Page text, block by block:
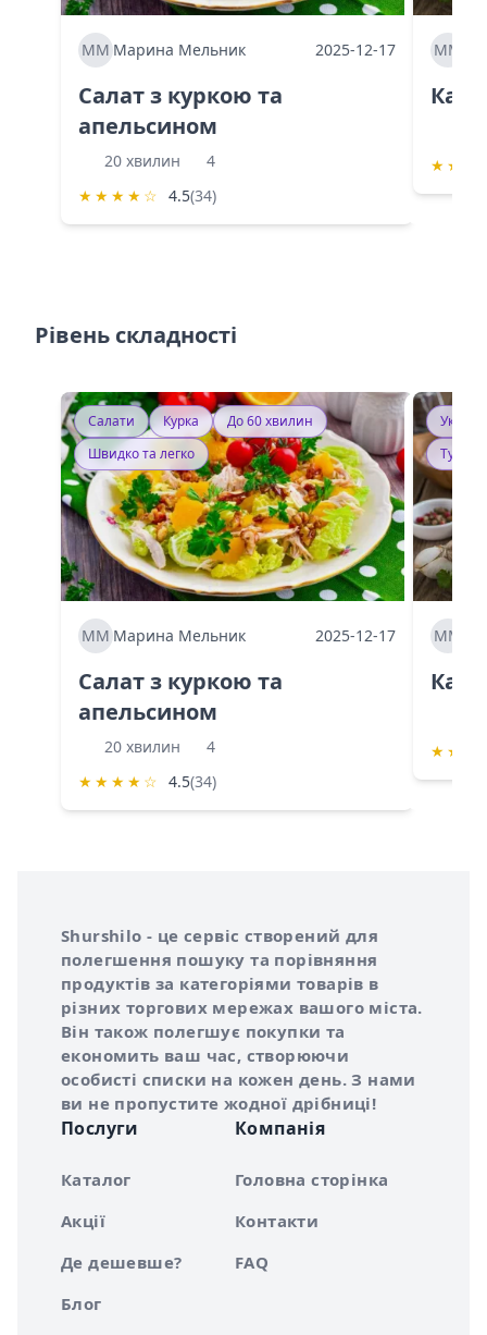
ММ Марина Мельник 2025-12-17
Салат з куркою та
апельсином
20 хвилин
4
★ ★ ★ ★ ☆ 4.5(34)
ММ
★ ★
Рівень складності
Салати Курка
До 60 хвилин
Швидко та легко
ММ Марина Мельник 2025-12-17
Салат з куркою та
апельсином
20 хвилин
4
★ ★ ★ ★ ☆ 4.5(34)
ММ
★ ★
Про сервіс Shurshilo
Shurshilo - це сервіс створений для
полегшення пошуку та порівняння
продуктів за категоріями товарів в
різних торгових мережах вашого міста.
Він також полегшує покупки та
економить ваш час, створюючи
особисті списки на кожен день. З нами
ви не пропустите жодної дрібниці!
Послуги
Каталог
Акції
Де дешевше?
Блог
Компанія
Головна сторінка
Контакти
FAQ